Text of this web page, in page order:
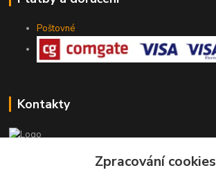
Poštovné
Kontakty
Zpracování cookies